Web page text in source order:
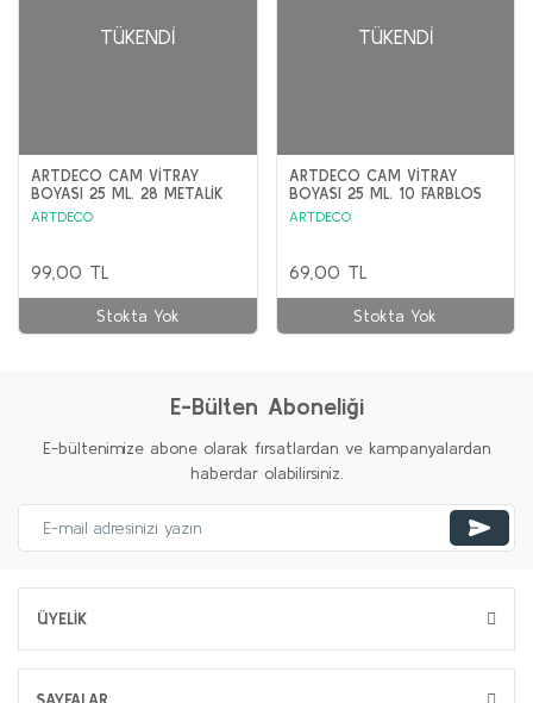
TÜKENDI
ARTDECO CAM VİTRAY
BOYASI 25 ML. 28 METALİK
BAKIR
ARTDECO
99,00 TL
Stokta Yok
TÜKENDI
ARTDECO CAM VİTRAY
BOYASI 25 ML. 10 FARBLOS
(İNCELTİCİ)
ARTDECO
69,00 TL
Stokta Yok
E-Bülten Aboneliği
E-bültenimize abone olarak fırsatlardan ve kampanyalardan
haberdar olabilirsiniz.
ÜYELİK